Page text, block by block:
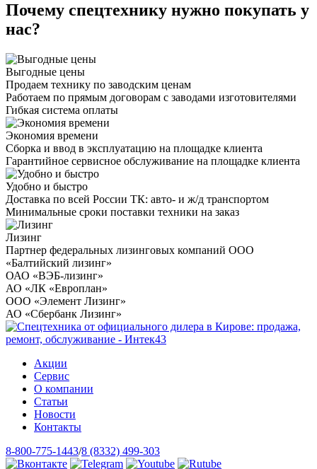
Почему спецтехнику нужно покупать у
нас?
Выгодные цены
Продаем технику по заводским ценам
Работаем по прямым договорам с заводами изготовителями
Гибкая система оплаты
Экономия времени
Сборка и ввод в эксплуатацию на площадке клиента
Гарантийное сервисное обслуживание на площадке клиента
Удобно и быстро
Доставка по всей России ТК: авто- и ж/д транспортом
Минимальные сроки поставки техники на заказ
Лизинг
Партнер федеральных лизинговых компаний ООО
«Балтийский лизинг»
ОАО «ВЭБ-лизинг»
АО «ЛК «Европлан»
ООО «Элемент Лизинг»
АО «Сбербанк Лизинг»
Акции
Сервис
О компании
Статьи
Новости
Контакты
8-800-775-1443/8 (8332) 499-303